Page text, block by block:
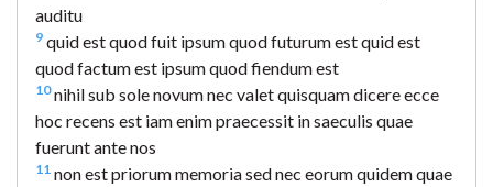
auditu
9 quid est quod fuit ipsum quod futurum est quid est
quod factum est ipsum quod fiendum est
10nihil sub sole novum nec valet quisquam dicere ecce
hoc recens est iam enim praecessit in saeculis quae
fuerunt ante nos
11 non est priorum memoria sed nec eorum quidem quae